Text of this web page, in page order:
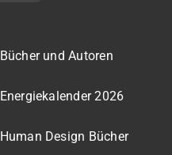
Bücher und Autoren
Energiekalender 2026
Human Design Bücher